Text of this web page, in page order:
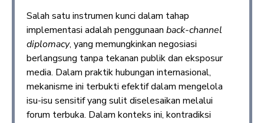
Salah satu instrumen kunci dalam tahap
implementasi adalah penggunaan back-channel
diplomacy, yang memungkinkan negosiasi
berlangsung tanpa tekanan publik dan eksposur
media. Dalam praktik hubungan internasional,
mekanisme ini terbukti efektif dalam mengelola
isu-isu sensitif yang sulit diselesaikan melalui
forum terbuka. Dalam konteks ini, kontradiksi